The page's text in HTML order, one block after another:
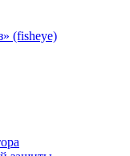
(fisheye)